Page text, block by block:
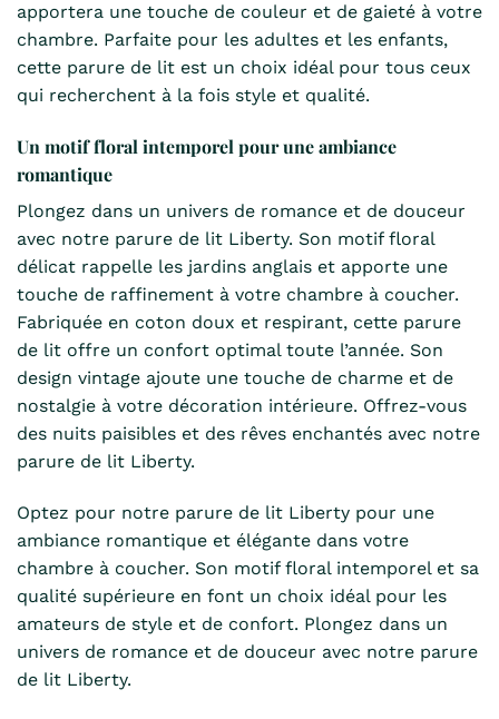
apportera une touche de couleur et de gaieté à votre
chambre. Parfaite pour les adultes et les enfants,
cette parure de lit est un choix idéal pour tous ceux
qui recherchent à la fois style et qualité.
Un motif floral intemporel pour une ambiance
romantique
Plongez dans un univers de romance et de douceur
avec notre parure de lit Liberty. Son motif floral
délicat rappelle les jardins anglais et apporte une
touche de raffinement à votre chambre à coucher.
Fabriquée en coton doux et respirant, cette parure
de lit offre un confort optimal toute l’année. Son
design vintage ajoute une touche de charme et de
nostalgie à votre décoration intérieure. Offrez-vous
des nuits paisibles et des rêves enchantés avec notre
parure de lit Liberty.
Optez pour notre parure de lit Liberty pour une
ambiance romantique et élégante dans votre
chambre à coucher. Son motif floral intemporel et sa
qualité supérieure en font un choix idéal pour les
amateurs de style et de confort. Plongez dans un
univers de romance et de douceur avec notre parure
de lit Liberty.